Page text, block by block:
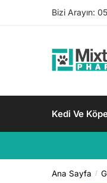
Bizi Arayın:
Kedi Ve
Ana Sayfa /